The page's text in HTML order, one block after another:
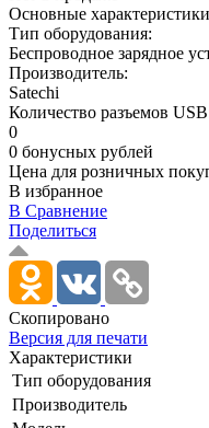
Основные характеристики
Тип оборудования:
Беспроводное зарядное
Производитель:
Satechi
Количество разъемов
0
0 бонусных рублей
Цена для розничных
В избранное
В Сравнение
Поделиться
Скопировано
Версия для печати
Характеристики
Тип оборудования
Производитель